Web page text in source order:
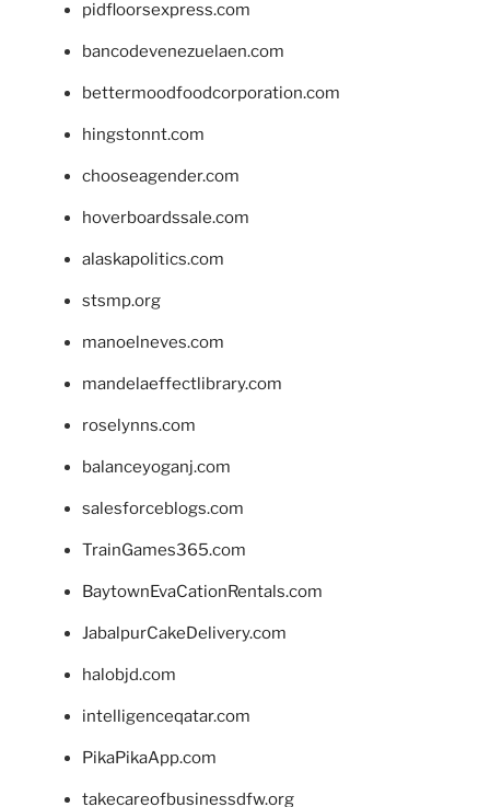
pidfloorsexpress.com
bancodevenezuelaen.com
bettermoodfoodcorporation.com
hingstonnt.com
chooseagender.com
hoverboardssale.com
alaskapolitics.com
stsmp.org
manoelneves.com
mandelaeffectlibrary.com
roselynns.com
balanceyoganj.com
salesforceblogs.com
TrainGames365.com
BaytownEvaCationRentals.com
JabalpurCakeDelivery.com
halobjd.com
intelligenceqatar.com
PikaPikaApp.com
takecareofbusinessdfw.org